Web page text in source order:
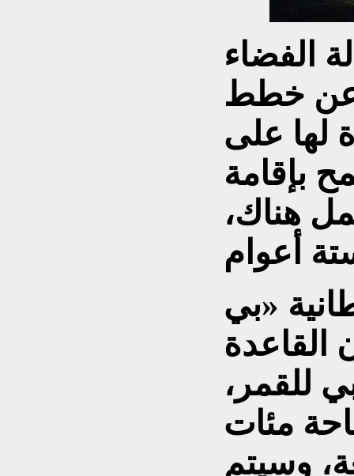
الفضاء
عن خطط
لها على
بإقامة
هناك،
«بي
القاعدة
للقمر،
مئات
وسيتم